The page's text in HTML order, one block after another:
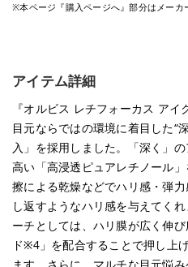
※本ページ『購入ページへ』部分はメーカ
アイテム詳細
『オルビス レチフォーカス ア
目元ならではの環境に着目した“
入」を採用しました。「深く」
高い「高浸透ピュアレチノール
擦による乾燥などでハリ感・弾
し返すようなハリ感を与えてく
ーチとしては、ハリ膜が広く伸
ド※4」を配合することで押し上